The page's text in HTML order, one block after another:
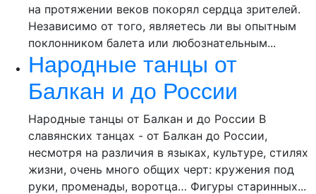
на протяжении веков покорял сердца зрителей.
Независимо от того, являетесь ли вы опытным
поклонником балета или любознательным...
Народные танцы от
Балкан и до России
Народные танцы от Балкан и до России В
славянских танцах - от Балкан до России,
несмотря на различия в языках, культуре, стилях
жизни, очень много общих черт: кружения под
руки, променады, воротца… Фигуры старинных...